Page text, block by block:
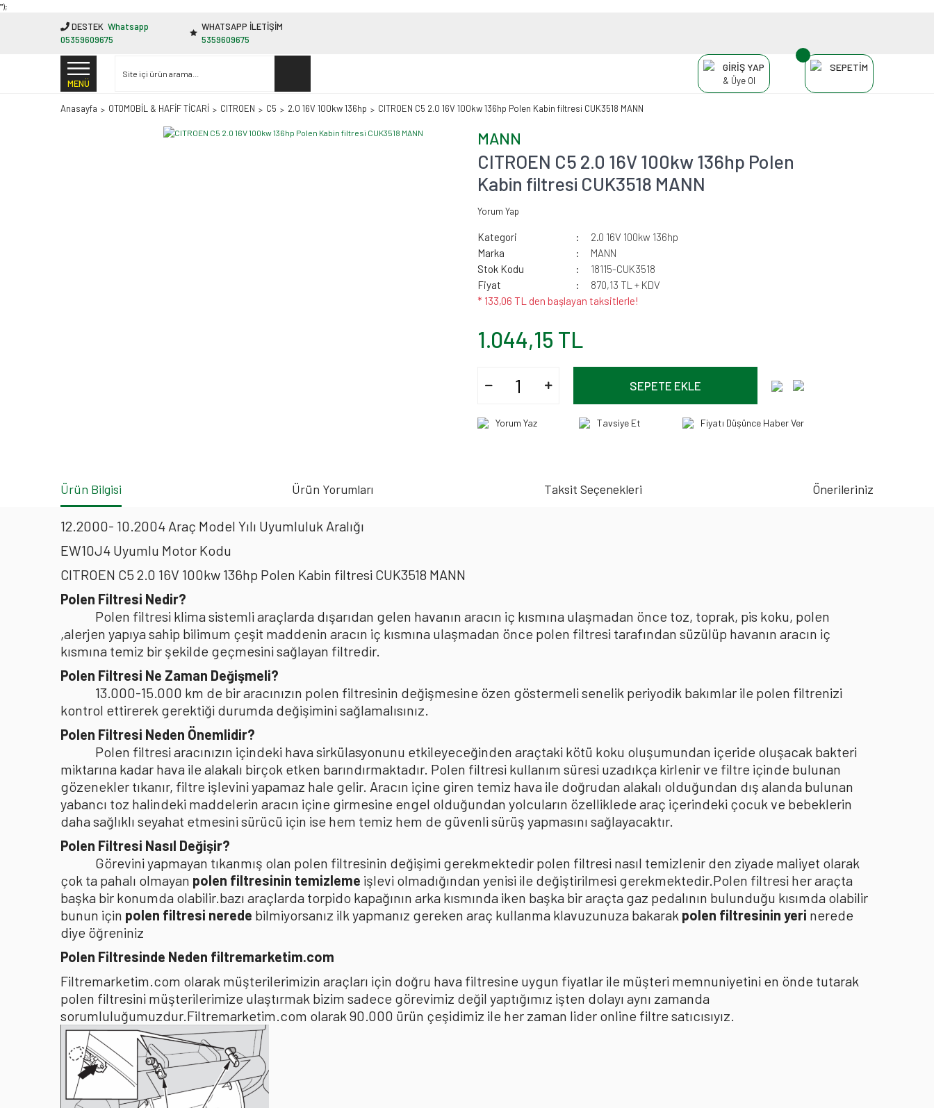
"');
DESTEK Whatsapp
05359609675
WHATSAPP İLETİŞİM
5359609675
MENÜ
GİRİŞ YAP
& Üye Ol
SEPETİM
Anasayfa OTOMOBİL & HAFİF TİCARİ CITROEN C5 2.0 16V 100kw 136hp CITROEN C5 2.0 16V 100kw 136hp Polen Kabin filtresi CUK3518 MANN
MANN
CITROEN C5 2.0 16V 100kw 136hp Polen
Kabin filtresi CUK3518 MANN
Yorum Yap
Kategori
2.0 16V 100kw 136hp
Marka
MANN
Stok Kodu
18115-CUK3518
Fiyat
870,13 TL + KDV
* 133,06 TL den başlayan taksitlerle!
1.044,15 TL
SEPETE EKLE
Yorum Yaz Tavsiye Et Fiyatı Düşünce Haber Ver
Ürün Bilgisi Ürün Yorumları Taksit Seçenekleri Önerileriniz
12.2000- 10.2004 Araç Model Yılı Uyumluluk Aralığı
EW10J4 Uyumlu Motor Kodu
CITROEN C5 2.0 16V 100kw 136hp Polen Kabin filtresi CUK3518 MANN
Polen Filtresi Nedir?
Polen filtresi klima sistemli araçlarda dışarıdan gelen havanın aracın iç kısmına ulaşmadan önce toz, toprak, pis koku, polen
,alerjen yapıya sahip bilimum çeşit maddenin aracın iç kısmına ulaşmadan önce polen filtresi tarafından süzülüp havanın aracın iç
kısmına temiz bir şekilde geçmesini sağlayan filtredir.
Polen Filtresi Ne Zaman Değişmeli?
13.000-15.000 km de bir aracınızın polen filtresinin değişmesine özen göstermeli senelik periyodik bakımlar ile polen filtrenizi
kontrol ettirerek gerektiği durumda değişimini sağlamalısınız.
Polen Filtresi Neden Önemlidir?
Polen filtresi aracınızın içindeki hava sirkülasyonunu etkileyeceğinden araçtaki kötü koku oluşumundan içeride oluşacak bakteri
miktarına kadar hava ile alakalı birçok etken barındırmaktadır. Polen filtresi kullanım süresi uzadıkça kirlenir ve filtre içinde bulunan
gözenekler tıkanır, filtre işlevini yapamaz hale gelir. Aracın içine giren temiz hava ile doğrudan alakalı olduğundan dış alanda bulunan
yabancı toz halindeki maddelerin aracın içine girmesine engel olduğundan yolcuların özelliklede araç içerindeki çocuk ve bebeklerin
daha sağlıklı seyahat etmesini sürücü için ise hem temiz hem de güvenli sürüş yapmasını sağlayacaktır.
Polen Filtresi Nasıl Değişir?
Görevini yapmayan tıkanmış olan polen filtresinin değişimi gerekmektedir polen filtresi nasıl temizlenir den ziyade maliyet olarak
çok ta pahalı olmayan polen filtresinin temizleme işlevi olmadığından yenisi ile değiştirilmesi gerekmektedir.Polen filtresi her araçta
başka bir konumda olabilir.bazı araçlarda torpido kapağının arka kısmında iken başka bir araçta gaz pedalının bulunduğu kısımda olabilir
bunun için polen filtresi nerede bilmiyorsanız ilk yapmanız gereken araç kullanma klavuzunuza bakarak polen filtresinin yeri nerede
diye öğreniniz
Polen Filtresinde Neden filtremarketim.com
Filtremarketim.com olarak müşterilerimizin araçları için doğru hava filtresine uygun fiyatlar ile müşteri memnuniyetini en önde tutarak
polen filtresini müşterilerimize ulaştırmak bizim sadece görevimiz değil yaptığımız işten dolayı aynı zamanda
sorumluluğumuzdur.Filtremarketim.com olarak 90.000 ürün çeşidimiz ile her zaman lider online filtre satıcısıyız.